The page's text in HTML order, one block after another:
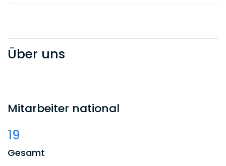
Über uns
Mitarbeiter national
19
Gesamt